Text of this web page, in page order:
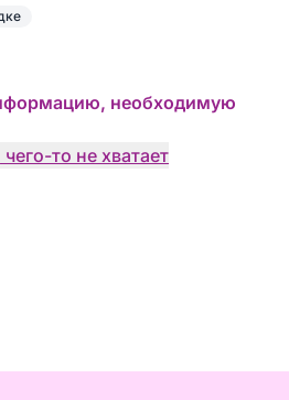
необходимую
чего-то не хватает